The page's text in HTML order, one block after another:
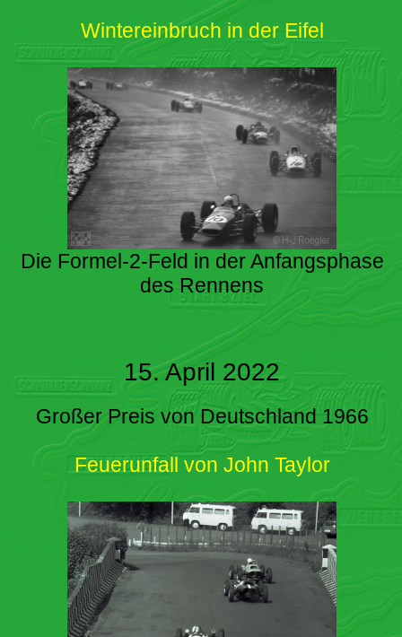
Wintereinbruch in der Eifel
Die Formel-2-Feld in der Anfangsphase
des Rennens
15. April 2022
Großer Preis von Deutschland 1966
Feuerunfall von John Taylor